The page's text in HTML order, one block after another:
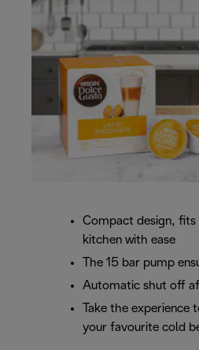
Compact design, fits
kitchen with ease
The 15 bar pump
Automatic shut off
Take the
your favourite cold